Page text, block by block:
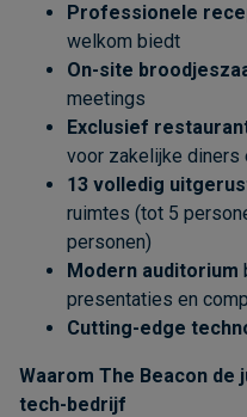
Professionele
welkom biedt
On-site
meetings
Exclusief
voor zakelijke diners
13 volledig
ruimtes (tot 5
personen)
Modern auditorium
presentaties en
Cutting-edge
Waarom The Beacon
tech-bedrijf